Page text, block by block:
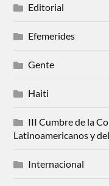
Editorial
Efemerides
Gente
Haiti
III Cumbre de la
Latinoamericanos y
Internacional